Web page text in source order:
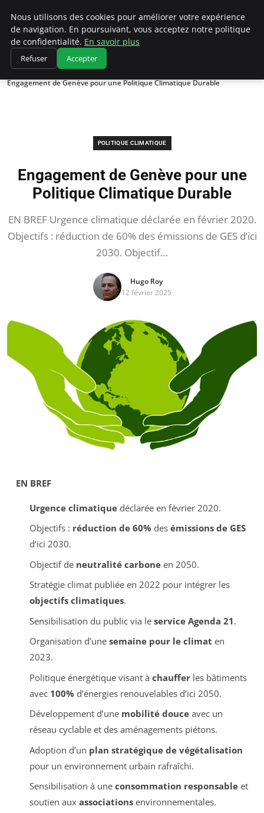
Climatedebtagents
Accueil
Politique climatique
Engagement de Genève pour une Politique Climatique Durable
POLITIQUE CLIMATIQUE
Engagement de Genève pour une
Politique Climatique Durable
EN BREF Urgence climatique déclarée en février 2020.
Objectifs : réduction de 60% des émissions de GES d’ici
2030. Objectif…
Hugo Roy
12 février 2025
EN BREF
Urgence climatiquedéclarée en février 2020.
Objectifs : réduction de 60% des émissions de GES
d’ici 2030.
Objectif de neutralité carboneen 2050.
Stratégie climat publiée en 2022 pour intégrer les
objectifs climatiques.
Sensibilisation du public via le service Agenda 21.
Organisation d’une semaine pour le climat en
2023.
Politique énergétique visant à chaufferles bâtiments
avec 100% d’énergies renouvelables d’ici 2050.
Développement d’une mobilité douceavec un
réseau cyclable et des aménagements piétons.
Adoption d’un plan stratégique de végétalisation
pour un environnement urbain rafraîchi.
Sensibilisation à une consommation responsableet
soutien aux associationsenvironnementales.
Nous utilisons des cookies pour améliorer votre expérience
de navigation. En poursuivant, vous acceptez notre politique
de confidentialité. En savoir plus
Refuser Accepter